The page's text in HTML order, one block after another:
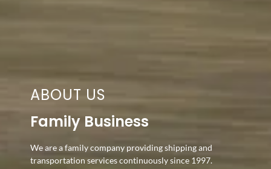
ABOUT US
Family Business
We are a family company providing shipping and
transportation services continuously since 1997.